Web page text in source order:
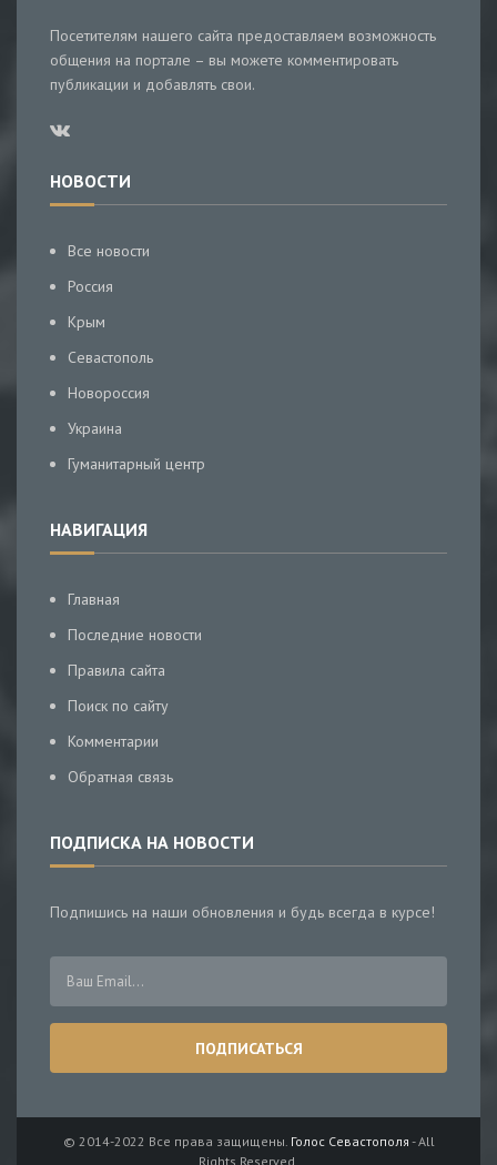
Посетителям нашего сайта предоставляем возможность
общения на портале – вы можете комментировать
публикации и добавлять свои.
НОВОСТИ
Все новости
Россия
Крым
Севастополь
Новороссия
Украина
Гуманитарный центр
НАВИГАЦИЯ
Главная
Последние новости
Правила сайта
Поиск по сайту
Комментарии
Обратная связь
ПОДПИСКА НА НОВОСТИ
Подпишись на наши обновления и будь всегда в курсе!
© 2014-2022 Все права защищены. Голос Севастополя - All
Rights Reserved.